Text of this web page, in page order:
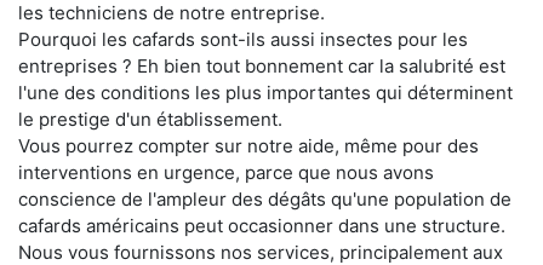
les techniciens de notre entreprise.
Pourquoi les cafards sont-ils aussi insectes pour les
entreprises ? Eh bien tout bonnement car la salubrité est
l'une des conditions les plus importantes qui déterminent
le prestige d'un établissement.
Vous pourrez compter sur notre aide, même pour des
interventions en urgence, parce que nous avons
conscience de l'ampleur des dégâts qu'une population de
cafards américains peut occasionner dans une structure.
Nous vous fournissons nos services, principalement aux